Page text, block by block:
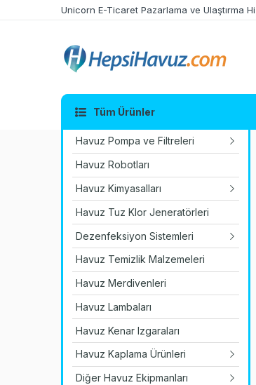
Unicorn E-Ticaret Pazarlama ve Ulaştırma
Tüm Ürünler
Havuz Pompa ve Filtreleri
Havuz Robotları
Havuz Kimyasalları
Havuz Tuz Klor Jeneratörleri
Dezenfeksiyon Sistemleri
Havuz Temizlik Malzemeleri
Havuz Merdivenleri
Havuz Lambaları
Havuz Kenar Izgaraları
Havuz Kaplama Ürünleri
Diğer Havuz Ekipmanları